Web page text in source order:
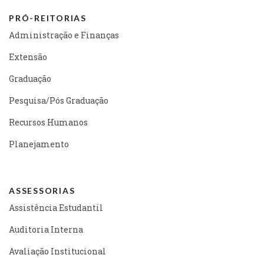
PRÓ-REITORIAS
Administração e Finanças
Extensão
Graduação
Pesquisa/Pós Graduação
Recursos Humanos
Planejamento
ASSESSORIAS
Assistência Estudantil
Auditoria Interna
Avaliação Institucional